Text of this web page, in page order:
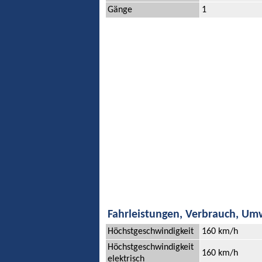
Gänge 1
Fahrleistungen, Verbrauch,
Höchstgeschwindigkeit
160 km/h
Höchstgeschwindigkeit
elektrisch
160 km/h